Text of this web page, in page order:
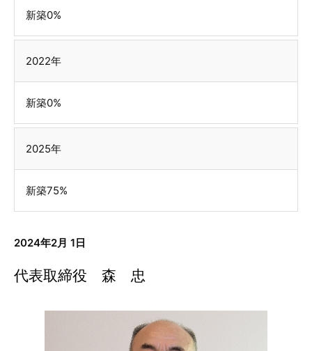
新築0%
2022年
新築0%
2025年
新築75%
2024年2月 1日
代表取締役 森 忠